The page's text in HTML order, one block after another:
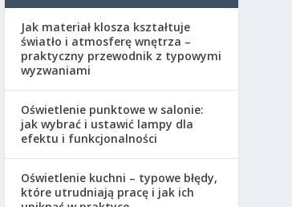
Jak materiał klosza kształtuje
światło i atmosferę wnętrza –
praktyczny przewodnik z typowymi
wyzwaniami
Oświetlenie punktowe w salonie:
jak wybrać i ustawić lampy dla
efektu i funkcjonalności
Oświetlenie kuchni – typowe błędy,
które utrudniają pracę i jak ich